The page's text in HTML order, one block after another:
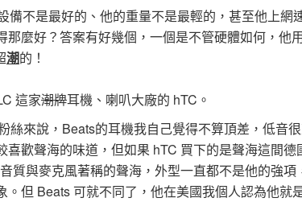
備不是最好的、他的重量不是最輕的，甚至他上網
麼好？答案有好幾個，一個是不管硬體如何，他
潮的！
這家潮牌耳機、喇叭大廠的 hTC。
絲來說，Beats的耳機我自己覺得不算頂差，低音
歡聲海的味道，但如果 hTC 買下的是聲海這間德
質與麥克風著稱的聲海，外型一直都不是他的強項
但 Beats 可就不同了，他在美國我個人認為他就